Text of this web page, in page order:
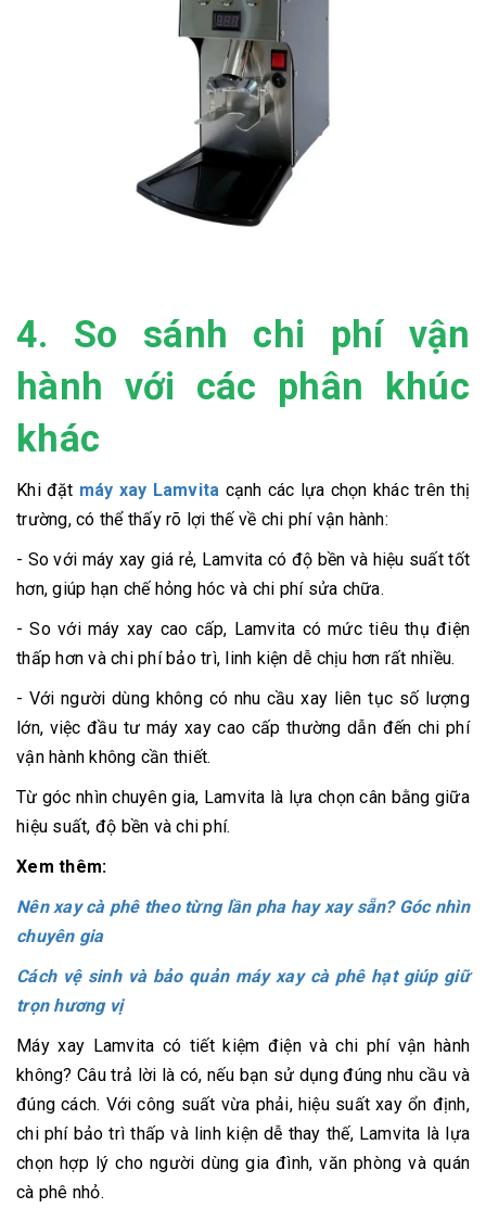
4. So sánh chi phí vận
hành với các phân khúc
khác
Khi đặt máy xay Lamvita cạnh các lựa chọn khác trên thị
trường, có thể thấy rõ lợi thế về chi phí vận hành:
- So với máy xay giá rẻ, Lamvita có độ bền và hiệu suất tốt
hơn, giúp hạn chế hỏng hóc và chi phí sửa chữa.
- So với máy xay cao cấp, Lamvita có mức tiêu thụ điện
thấp hơn và chi phí bảo trì, linh kiện dễ chịu hơn rất nhiều.
- Với người dùng không có nhu cầu xay liên tục số lượng
lớn, việc đầu tư máy xay cao cấp thường dẫn đến chi phí
vận hành không cần thiết.
Từ góc nhìn chuyên gia, Lamvita là lựa chọn cân bằng giữa
hiệu suất, độ bền và chi phí.
Xem thêm:
Nên xay cà phê theo từng lần pha hay xay sẵn? Góc nhìn
chuyên gia
Cách vệ sinh và bảo quản máy xay cà phê hạt giúp giữ
trọn hương vị
Máy xay Lamvita có tiết kiệm điện và chi phí vận hành
không? Câu trả lời là có, nếu bạn sử dụng đúng nhu cầu và
đúng cách. Với công suất vừa phải, hiệu suất xay ổn định,
chi phí bảo trì thấp và linh kiện dễ thay thế, Lamvita là lựa
chọn hợp lý cho người dùng gia đình, văn phòng và quán
cà phê nhỏ.